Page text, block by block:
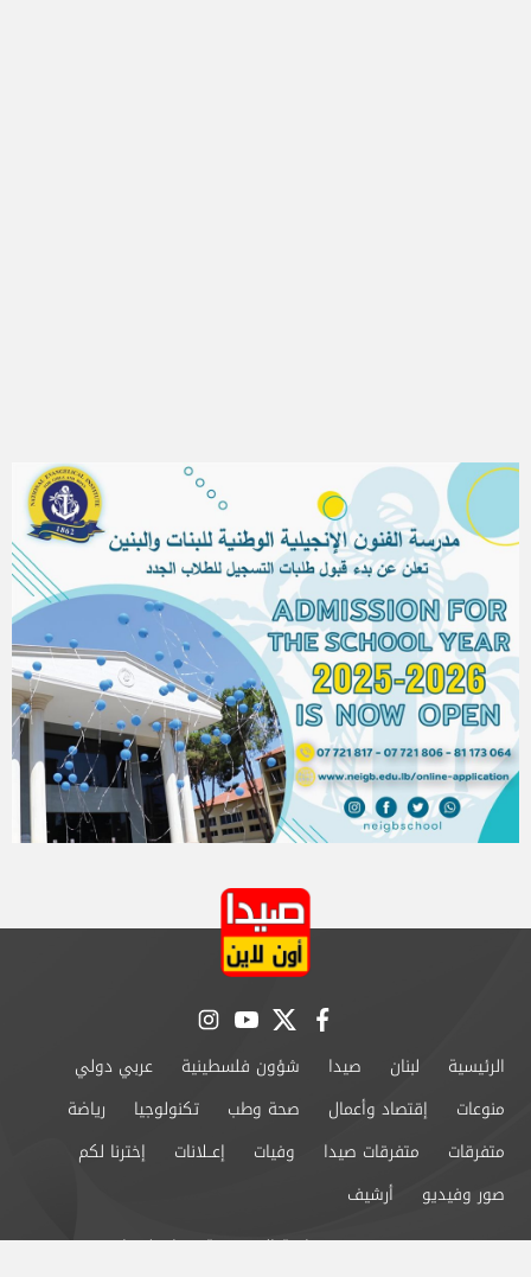
facebook
twitter
youtube
instagram
الرئيسية لبنان صيدا شؤون فلسطينية
عربي دولي
منوعات
إقتصاد وأعمال صحة وطب تكنولوجيا
رياضة
متفرقات
متفرقات صيدا وفيات إعــلانات
إخترنا لكم
صور وفيديو
أرشيف
من نحن
سياسة الخصوصية اتصل بنا